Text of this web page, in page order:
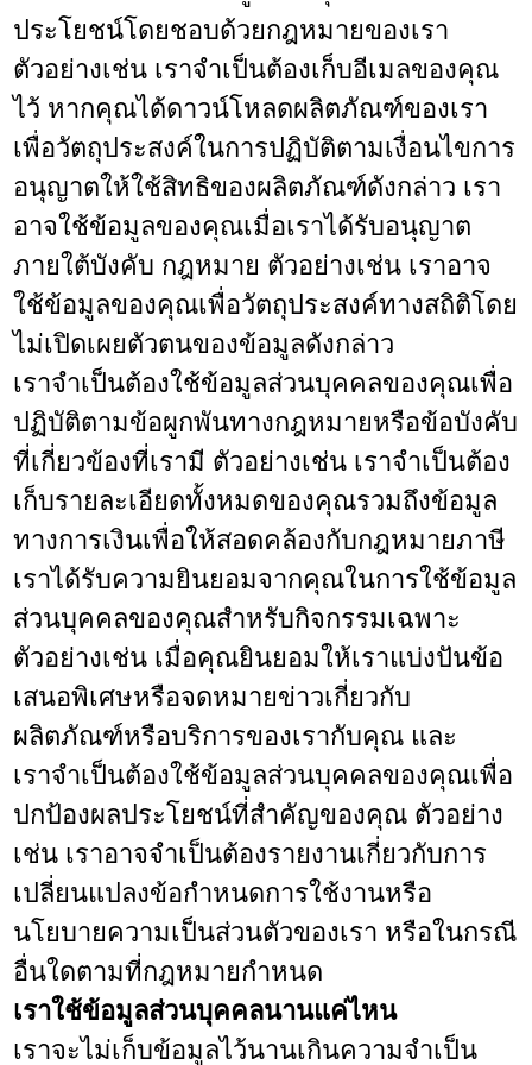
ประโยชน์โดยชอบด้วยกฎหมายของเรา
ตัวอย่างเช่น เราจำเป็นต้องเก็บอีเมลของคุณ
ไว้ หากคุณได้ดาวน์โหลดผลิตภัณฑ์ของเรา
เพื่อวัตถุประสงค์ในการปฏิบัติตามเงื่อนไขการ
อนุญาตให้ใช้สิทธิของผลิตภัณฑ์ดังกล่าว เรา
อาจใช้ข้อมูลของคุณเมื่อเราได้รับอนุญาต
ภายใต้บังคับ กฎหมาย ตัวอย่างเช่น เราอาจ
ใช้ข้อมูลของคุณเพื่อวัตถุประสงค์ทางสถิติโดย
ไม่เปิดเผยตัวตนของข้อมูลดังกล่าว
เราจำเป็นต้องใช้ข้อมูลส่วนบุคคลของคุณเพื่อ
ปฏิบัติตามข้อผูกพันทางกฎหมายหรือข้อบังคับ
ที่เกี่ยวข้องที่เรามี ตัวอย่างเช่น เราจำเป็นต้อง
เก็บรายละเอียดทั้งหมดของคุณรวมถึงข้อมูล
ทางการเงินเพื่อให้สอดคล้องกับกฎหมายภาษี
เราได้รับความยินยอมจากคุณในการใช้ข้อมูล
ส่วนบุคคลของคุณสำหรับกิจกรรมเฉพาะ
ตัวอย่างเช่น เมื่อคุณยินยอมให้เราแบ่งปันข้อ
เสนอพิเศษหรือจดหมายข่าวเกี่ยวกับ
ผลิตภัณฑ์หรือบริการของเรากับคุณ และ
เราจำเป็นต้องใช้ข้อมูลส่วนบุคคลของคุณเพื่อ
ปกป้องผลประโยชน์ที่สำคัญของคุณ ตัวอย่าง
เช่น เราอาจจำเป็นต้องรายงานเกี่ยวกับการ
เปลี่ยนแปลงข้อกำหนดการใช้งานหรือ
นโยบายความเป็นส่วนตัวของเรา หรือในกรณี
อื่นใดตามที่กฎหมายกำหนด
เราใช้ข้อมูลส่วนบุคคลนานแค่ไหน
เราจะไม่เก็บข้อมูลไว้นานเกินความจำเป็น